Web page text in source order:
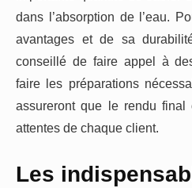
dans l’absorption de l’eau.
avantages et de sa
conseillé de faire appel à
faire les préparations
assureront que le rendu final
attentes de chaque client.
Les